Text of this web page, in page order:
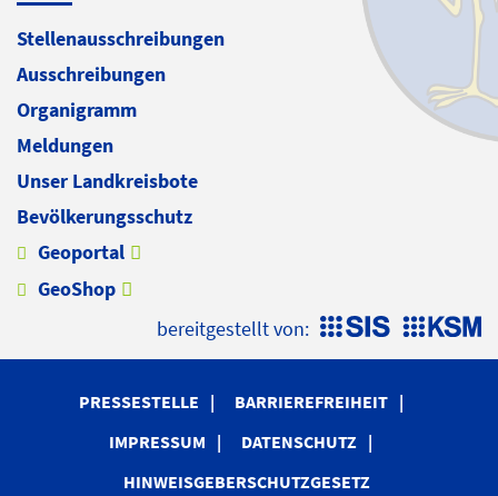
Stellenausschreibungen
Ausschreibungen
Organigramm
Meldungen
Unser Landkreisbote
Bevölkerungsschutz
Geoportal
GeoShop
bereitgestellt von:
PRESSESTELLE
BARRIEREFREIHEIT
IMPRESSUM
DATENSCHUTZ
HINWEISGEBERSCHUTZGESETZ